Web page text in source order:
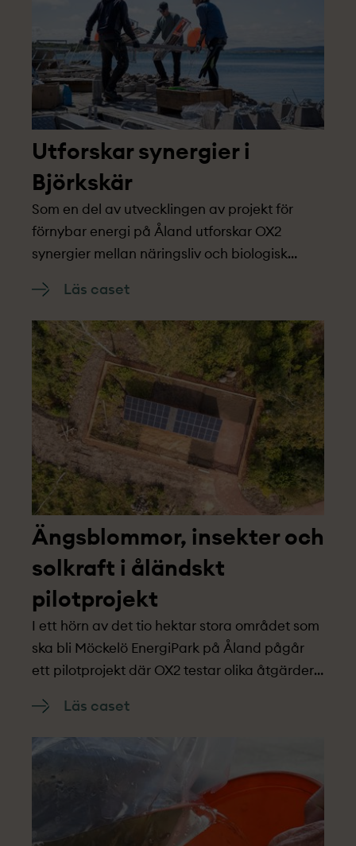
Utforskar synergier i
Björkskär
Som en del av utvecklingen av projekt­ för
förnybar energi på Åland utforskar OX2
synergier mellan näringsliv och biologisk
Läs caset
Ängsblommor, insekter och
solkraft i åländskt
pilotprojekt­­
I ett hörn av det tio hektar stora området som
ska bli Möckelö EnergiPark på Åland pågår
ett pilotprojekt­ där OX2 testar olika åtgärder i
innebär att vi inte bara ska undvika eller
minimera projekt­ets miljöpåverkan, utan
stärka naturliga ekosystem och den
biologiska mångfalden i området.
Läs caset